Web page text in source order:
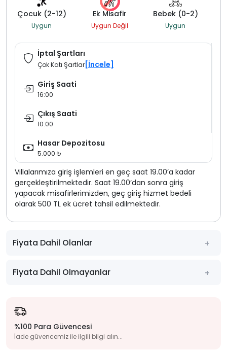
Çocuk (2-12)
Uygun
Ek Misafir
Uygun Değil
Bebek (0-2)
Uygun
İptal Şartları
Çok Katı Şartlar [İncele]
Giriş Saati
16:00
Çıkış Saati
10:00
Hasar Depozitosu
5.000 ₺
Villalarımıza giriş işlemleri en geç saat 19.00’a kadar
gerçekleştirilmektedir. Saat 19.00’dan sonra giriş
yapacak misafirlerimizden, geç giriş hizmet bedeli
olarak 500 TL ek ücret tahsil edilmektedir.
Fiyata Dahil Olanlar
Fiyata Dahil Olmayanlar
%100 Para Güvencesi
İade güvencemiz ile ilgili bilgi alın...